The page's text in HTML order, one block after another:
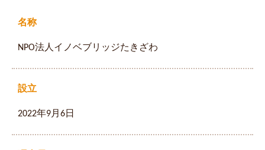
名称
NPO法人イノベブリッジたきざわ
設立
2022年9月6日